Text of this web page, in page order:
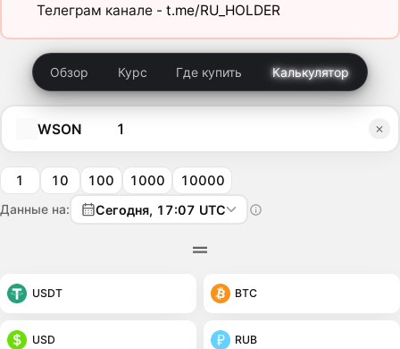
Телеграм канале - t.me/RU_HOLDER
Обзор Курс Где купить Калькулятор
WSON
1 10 100 1000 10000
Данные на: Сегодня, 17:07 UTC
USDT BTC
USD RUB